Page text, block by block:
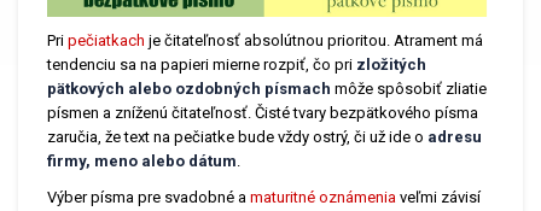
Pri pečiatkach je čitateľnosť absolútnou prioritou. Atrament má
tendenciu sa na papieri mierne rozpiť, čo pri zložitých
pätkových alebo ozdobných písmach môže spôsobiť zliatie
písmen a zníženú čitateľnosť. Čisté tvary bezpätkového písma
zaručia, že text na pečiatke bude vždy ostrý, či už ide o adresu
firmy, meno alebo dátum.
Výber písma pre svadobné a maturitné oznámenia veľmi závisí